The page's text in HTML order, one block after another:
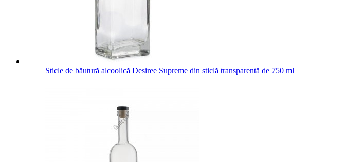
Sticle de băutură alcoolică Desiree Supreme din sticlă transparentă de 750 ml